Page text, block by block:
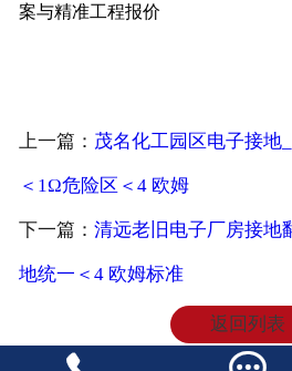
案与精准工程报价
上一篇： 茂名化工园区电子接地
＜1Ω危险区＜4 欧姆
下一篇： 清远老旧电子厂房接地
地统一＜4 欧姆标准
返回列表